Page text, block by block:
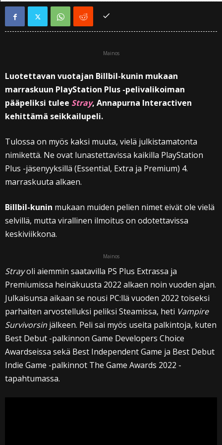
Mainos
Luotettavan vuotajan Billbil-kunin mukaan
marraskuun PlayStation Plus -pelivalikoiman
pääpeliksi tulee Stray, Annapurna Interactiven
kehittämä seikkailupeli.
Tulossa on myös kaksi muuta, vielä julkistamatonta
nimikettä. Ne ovat lunastettavissa kaikilla PlayStation
Plus -jäsenyyksillä (Essential, Extra ja Premium) 4.
marraskuuta alkaen.
Billbil-kunin mukaan muiden pelien nimet eivät ole vielä
selvillä, mutta virallinen ilmoitus on odotettavissa
keskiviikkona.
Mainos
Strayoli aiemmin saatavilla PS Plus Extrassa ja
Premiumissa heinäkuusta 2022 alkaen noin vuoden ajan.
Julkaisunsa aikaan se nousi PC:llä vuoden 2022 toiseksi
parhaiten arvostelluksi peliksi Steamissa, heti Vampire
Survivorsin jälkeen. Peli sai myös useita palkintoja, kuten
Best Debut -palkinnon Game Developers Choice
Awardseissa sekä Best Independent Game ja Best Debut
Indie Game -palkinnot The Game Awards 2022 -
tapahtumassa.